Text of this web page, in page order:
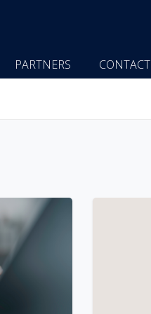
PARTNERS CONTACT